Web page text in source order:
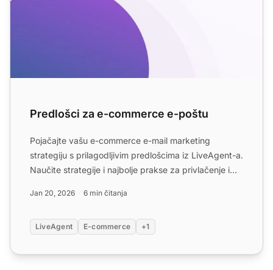
Predlošci za e-commerce e-poštu
Pojačajte vašu e-commerce e-mail marketing
strategiju s prilagodljivim predlošcima iz LiveAgent-a.
Naučite strategije i najbolje prakse za privlačenje i
Jan 20, 2026 6 min čitanja
LiveAgent E-commerce +1